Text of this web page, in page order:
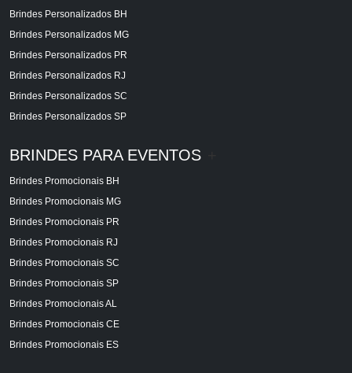
Brindes Personalizados BH
Brindes Personalizados MG
Brindes Personalizados PR
Brindes Personalizados RJ
Brindes Personalizados SC
Brindes Personalizados SP
BRINDES PARA EVENTOS
Brindes Promocionais BH
Brindes Promocionais MG
Brindes Promocionais PR
Brindes Promocionais RJ
Brindes Promocionais SC
Brindes Promocionais SP
Brindes Promocionais AL
Brindes Promocionais CE
Brindes Promocionais ES